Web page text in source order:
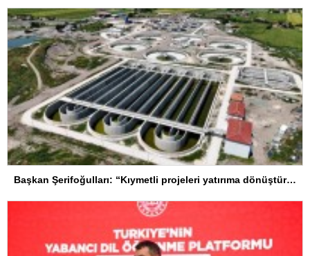
Başkan Şerifoğulları: “Kıymetli projeleri yatırıma dönüştürdük”